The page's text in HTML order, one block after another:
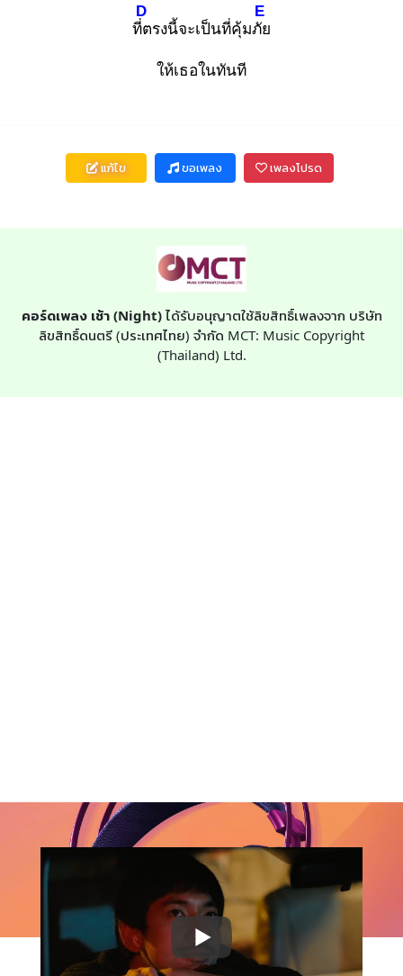
ที่ต
D
รงนี้จะเป็นที่คุ้มภัย
E
ให้เธอในทันที
แก้ไข ขอเพลง เพลงโปรด
คอร์ดเพลง เช้า (Night)ได้รับอนุญาตใช้ลิขสิทธิ์เพลงจาก บริษัท
ลิขสิทธิ์ดนตรี (ประเทศไทย) จำกัด MCT: Music Copyright
(Thailand) Ltd.